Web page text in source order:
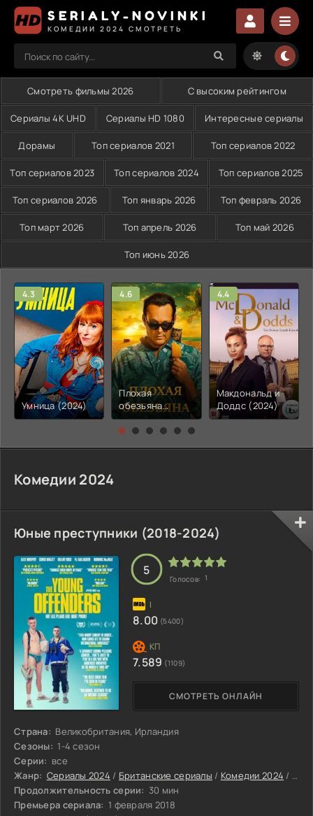
SERIALY-NOVINKI
КОМЕДИИ 2024 СМОТРЕТЬ
Смотреть фильмы 2026 С высоким рейтингом
Сериалы 4K UHD Сериалы HD 1080 Интересные сериалы
Дорамы Топ сериалов 2021 Топ сериалов 2022
Топ сериалов 2023 Топ сериалов 2024 Топ сериалов 2025
Топ сериалов 2026 Топ январь 2026 Топ февраль 2026
Топ март 2026 Топ апрель 2026 Топ май 2026
Топ июнь 2026
4.3
Умница (2024)
4.6
Плохая
обезьяна
(2024)
4.4
Макдональд и
Доддс (2024)
Комедии 2024
Юные преступники (2018-2024)
Страна: Великобритания, Ирландия
Сезоны: 1-4 сезон
Серии: все
Жанр: Сериалы 2024 / Британские сериалы / Комедии 2024 /
Продолжительность серии: 30 мин
Премьера сериала: 1 февраля 2018
СМОТРЕТЬ ОНЛАЙН
5
Голосов: 1
8.00 (5400)
7.589 (1109)